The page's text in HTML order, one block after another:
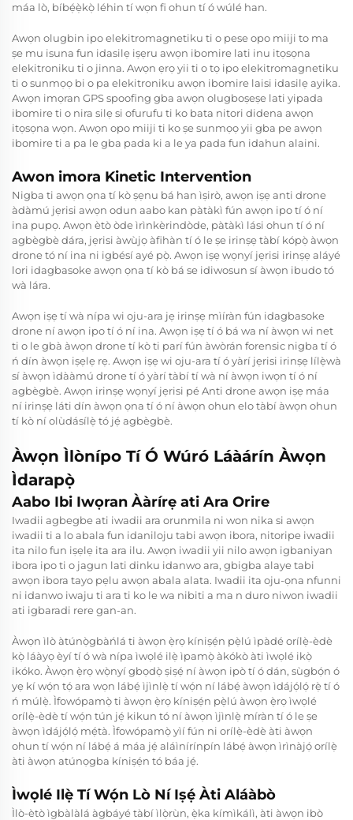
máa lò, bíbẹ́ẹ̀kọ̀ léhin tí wọn fi ohun tí ó wúlé han.
Awọn olugbin ipo elekitromagnetiku ti o pese opo miiji to ma
ṣe mu isuna fun idasilẹ iṣẹru awọn ibomire lati inu itọsọna
elekitroniku ti o jinna. Awọn ẹrọ yii ti o tọ ipo elekitromagnetiku
ti o sunmọọ bi o pa elekitroniku awọn ibomire laisi idasilẹ ayika.
Awọn imọran GPS spoofing gba awọn olugboṣeṣe lati yipada
ibomire ti o nira silẹ si ofurufu ti ko bata nitori didena awọn
itọsọna wọn. Awọn opo miiji ti ko ṣe sunmọọ yii gba pe awọn
ibomire ti a pa le gba pada ki a le ya pada fun idahun alaini.
Awon imora Kinetic Intervention
Nigba ti awọn ọna tí kò ṣẹnu bá han ìṣirò, awọn iṣẹ anti drone
àdàmú jẹrisi awọn odun aabo kan pàtàkì fún awọn ipo tí ó ní
ina pupọ. Awọn ètò òde ìrìnkèrindòde, pàtàkì lási ohun tí ó ní
agbègbè dára, jẹrisi àwùjọ àfihàn tí ó le ṣe irinṣẹ tàbí kópọ̀ àwọn
drone tó ní ina ni igbésí ayé pọ̀. Awọn iṣẹ wọnyí jẹrisi irinṣẹ aláyé
lori idagbasoke awọn ọna tí kò bá se idiwosun sí àwọn ibudo tó
wà lára.
Awọn iṣẹ tí wà nípa wi oju-ara jẹ irinṣẹ mìíràn fún idagbasoke
drone ní awọn ipo tí ó ní ina. Awọn iṣẹ tí ó bá wa ní àwọn wi net
ti o le gbà àwọn drone tí kò ti parí fún àwòrán forensic nigba tí ó
ń dín àwọn iṣẹlẹ rẹ. Awọn iṣẹ wi oju-ara tí ó yàrí jẹrisi irinṣẹ lílẹ̀wà
sí àwọn ìdààmú drone tí ó yàrí tàbí tí wà ní àwọn iwọn tí ó ní
agbègbè. Awọn irinṣẹ wọnyí jẹrisi péAnti droneawọn iṣẹ máa
ní irinṣẹ láti dín àwọn ọna tí ó ní àwọn ohun elo tàbí àwọn ohun
tí kò ní olùdásílẹ̀ tó jẹ́ agbègbè.
Àwọn Ìlònípo Tí Ó Wúró Láàárín Àwọn
Ìdarapọ̀
Aabo Ibi Iwọran Ààrírẹ ati Ara Orire
Iwadii agbegbe ati iwadii ara orunmila ni won nika si awọn
iwadii ti a lo abala fun idaniloju tabi awọn ibora, nitoripe iwadii
ita nilo fun iṣẹlẹ ita ara ilu. Awọn iwadii yii nilo awọn igbaniyan
ibora ipo ti o jagun lati dinku idanwo ara, gbigba alaye tabi
awọn ibora tayo pẹlu awọn abala alata. Iwadii ita oju-ọna nfunni
ni idanwo iwaju ti ara ti ko le wa nibiti a ma n duro niwon iwadii
ati igbaradi rere gan-an.
Àwọn ìlò àtúnọ̀gbàńlá ti àwọn ẹ̀rọ kíniṣẹ́n pẹ̀lú ìpàdé orílẹ̀-èdè
kọ̀ láàyọ èyí tí ó wà nípa ìwọlé ilẹ̀ ìpamọ̀ àkókò àti ìwọlé ikọ̀
ikóko. Àwọn ẹ̀rọ wọ̀nyí gbọdọ̀ ṣiṣẹ́ ní àwọn ipò tí ó dán, sùgbọ́n ó
yẹ kí wọ́n tọ́ ara wọn lábẹ́ ìjìnlẹ̀ tí wọ́n ní lábẹ́ àwọn ìdájọ́lọ́ rẹ̀ tí ó
ń múlẹ̀. Ìfowópamọ̀ ti àwọn ẹ̀rọ kíniṣẹ́n pẹ̀lú àwọn ẹ̀rọ ìwọlé
orílẹ̀-èdè tí wọ́n tún jẹ́ kikun tó ní àwọn ìjìnlẹ̀ míràn tí ó le ṣe
àwọn ìdájọ́lọ́ mẹ́tà. Ìfowópamọ̀ yìí fún ni orílẹ̀-èdè àti àwọn
ohun tí wọ́n ní lábẹ́ á máa jẹ́ aláìnírínpín lábẹ́ àwọn ìrìnàjọ́ orílẹ̀
àti àwọn atúnọgba kíniṣẹ́n tó báa jẹ́.
Ìwọlé Ilẹ̀ Tí Wọ́n Lò Ní Iṣẹ́ Àti Aláàbò
Ìlò-ètò ìgbàlàlá àgbáyé tàbí ìlọ̀rùn, ẹ̀ka kímìkálì, àti àwọn ibò